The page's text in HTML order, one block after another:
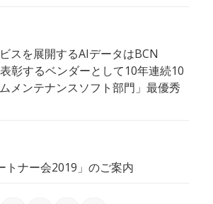
スを展開するAIデータはBCN
彰するベンダーとして10年連続10
メンテナンスソフト部門」最優秀
トナー会2019」のご案内